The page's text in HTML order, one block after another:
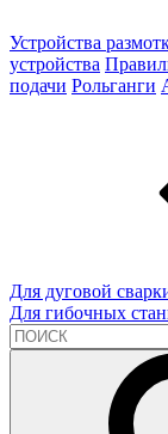
Устройства
устройства
подачи Рольганги
Для дуговой
Для гибочных